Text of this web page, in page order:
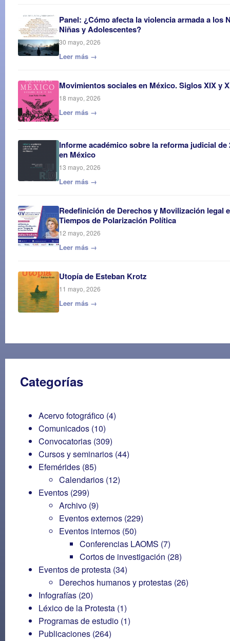
Panel: ¿Cómo afecta la violencia armada a los
Niñas y Adolescentes?
30 mayo, 2026
Leer más →
Movimientos sociales en México. Siglos XIX y
18 mayo, 2026
Leer más →
Informe académico sobre la reforma judicial de
en México
13 mayo, 2026
Leer más →
Redefinición de Derechos y Movilización legal
Tiempos de Polarización Política
12 mayo, 2026
Leer más →
Utopía de Esteban Krotz
11 mayo, 2026
Leer más →
Categorías
Acervo fotográfico (4)
Comunicados (10)
Convocatorias (309)
Cursos y seminarios (44)
Efemérides (85)
Calendarios (12)
Eventos (299)
Archivo (9)
Eventos externos (229)
Eventos internos (50)
Conferencias LAOMS (7)
Cortos de investigación (28)
Eventos de protesta (34)
Derechos humanos y protestas (26)
Infografías (20)
Léxico de la Protesta (1)
Programas de estudio (1)
Publicaciones (264)